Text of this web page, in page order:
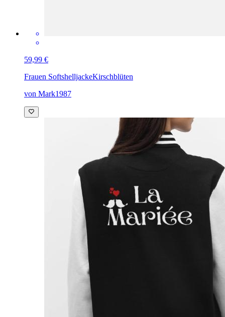
59,99 €
Frauen SoftshelljackeKirschblüten
von Mark1987